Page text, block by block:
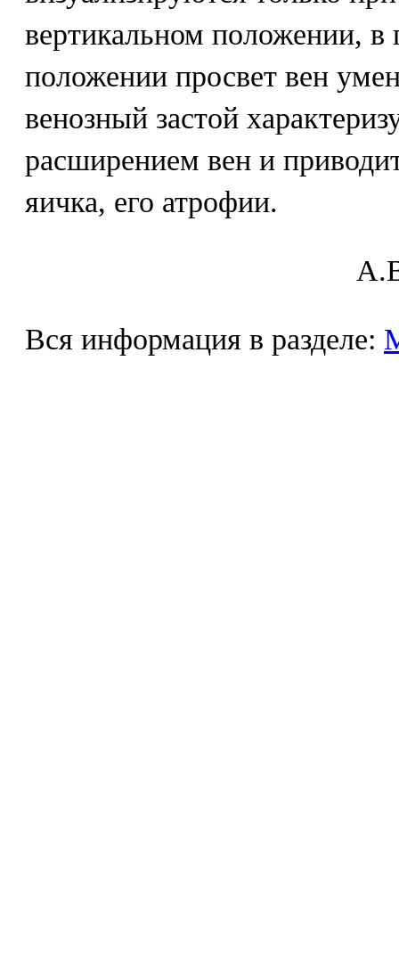
вертикальном положении, в
положении просвет вен
венозный застой
расширением вен и
яичка, его атрофии.
Вся информация в разделе: